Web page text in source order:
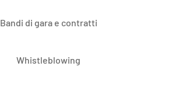
Bandi di gara e contratti
Whistleblowing